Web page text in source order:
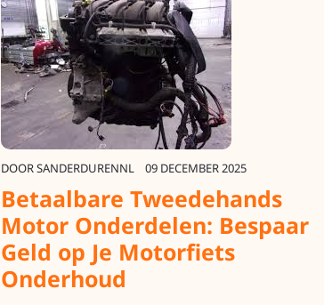
DOORSANDERDURENNL 09 DECEMBER 2025
Betaalbare Tweedehands
Motor Onderdelen: Bespaar
Geld op Je Motorfiets
Onderhoud